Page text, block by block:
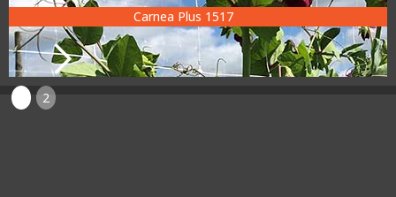
Carnea Plus 1517
2